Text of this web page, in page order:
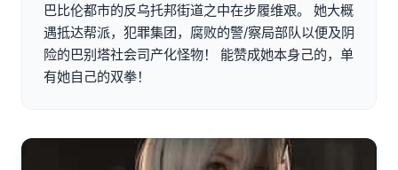
巴比伦都市的反乌托邦街道之中在步履维艰。 她大概
遇抵达帮派，犯罪集团，腐败的警/察局部队以便及阴
险的巴别塔社会司产化怪物！ 能赞成她本身己的，单
有她自己的双拳！